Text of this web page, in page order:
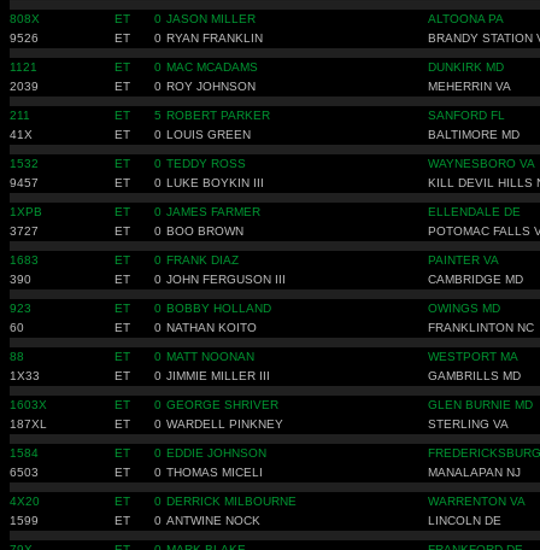
808X ET 0 JASON MILLER
ALTOONA PA
9526
ET 0 RYAN FRANKLIN BRANDY STATION
1121 ET 0 MAC MCADAMS
DUNKIRK MD
2039
ET 0 ROY JOHNSON MEHERRIN VA
211 ET 5 ROBERT PARKER
SANFORD FL
41X
ET 0 LOUIS GREEN BALTIMORE MD
1532 ET 0 TEDDY ROSS
WAYNESBORO VA
9457
ET 0 LUKE BOYKIN III KILL DEVIL HILLS
1XPB ET 0 JAMES FARMER
ELLENDALE DE
3727
ET 0 BOO BROWN POTOMAC FALLS
1683 ET 0 FRANK DIAZ
PAINTER VA
390
ET 0 JOHN FERGUSON III CAMBRIDGE MD
923 ET 0 BOBBY HOLLAND
OWINGS MD
60
ET 0 NATHAN KOITO FRANKLINTON NC
88 ET 0 MATT NOONAN
WESTPORT MA
1X33
ET 0 JIMMIE MILLER III GAMBRILLS MD
1603X ET 0 GEORGE SHRIVER
GLEN BURNIE MD
187XL
ET 0 WARDELL PINKNEY STERLING VA
1584 ET 0 EDDIE JOHNSON
6503
ET 0 THOMAS MICELI MANALAPAN NJ
4X20 ET 0 DERRICK MILBOURNE
WARRENTON VA
1599
ET 0 ANTWINE NOCK LINCOLN DE